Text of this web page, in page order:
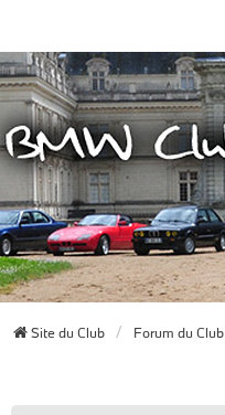
Site du Club Forum du Club